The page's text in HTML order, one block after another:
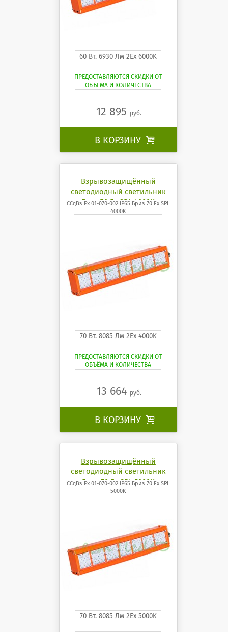
60 Вт. 6930 Лм 2Ех 6000K
ПРЕДОСТАВЛЯЮТСЯ СКИДКИ ОТ
ОБЪЁМА И КОЛИЧЕСТВА
12 895 руб.
В КОРЗИНУ 
Взрывозащищённый
светодиодный светильник
Бриз 70 Ех SPL 4000K
ССдВз Ех 01-070-002 IP65 Бриз 70 Ех SPL
4000K
70 Вт. 8085 Лм 2Ех 4000K
ПРЕДОСТАВЛЯЮТСЯ СКИДКИ ОТ
ОБЪЁМА И КОЛИЧЕСТВА
13 664 руб.
В КОРЗИНУ 
Взрывозащищённый
светодиодный светильник
Бриз 70 Ех SPL 5000K
ССдВз Ех 01-070-002 IP65 Бриз 70 Ех SPL
5000K
70 Вт. 8085 Лм 2Ех 5000K